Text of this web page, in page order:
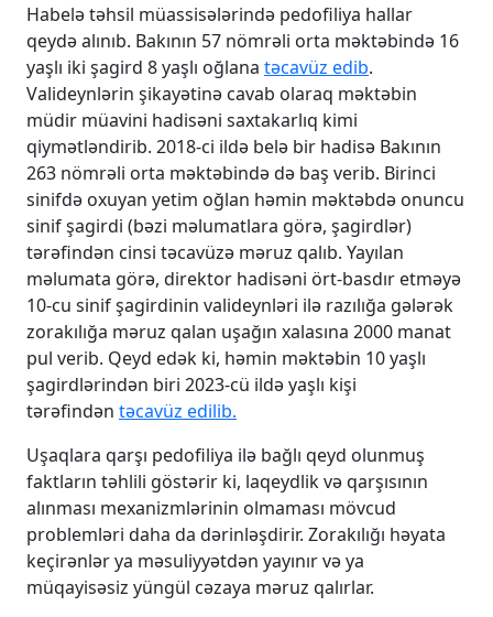
Habelə təhsil müassisələrində pedofiliya hallar
qeydə alınıb. Bakının 57 nömrəli orta məktəbində 16
yaşlı iki şagird 8 yaşlı oğlana təcavüz edib.
Valideynlərin şikayətinə cavab olaraq məktəbin
müdir müavini hadisəni saxtakarlıq kimi
qiymətləndirib. 2018-ci ildə belə bir hadisə Bakının
263 nömrəli orta məktəbində də baş verib. Birinci
sinifdə oxuyan yetim oğlan həmin məktəbdə onuncu
sinif şagirdi (bəzi məlumatlara görə, şagirdlər)
tərəfindən cinsi təcavüzə məruz qalıb. Yayılan
məlumata görə, direktor hadisəni ört-basdır etməyə
10-cu sinif şagirdinin valideynləri ilə razılığa gələrək
zorakılığa məruz qalan uşağın xalasına 2000 manat
pul verib. Qeyd edək ki, həmin məktəbin 10 yaşlı
şagirdlərindən biri 2023-cü ildə yaşlı kişi
tərəfindən təcavüz edilib.
Uşaqlara qarşı pedofiliya ilə bağlı qeyd olunmuş
faktların təhlili göstərir ki, laqeydlik və qarşısının
alınması mexanizmlərinin olmaması mövcud
problemləri daha da dərinləşdirir. Zorakılığı həyata
keçirənlər ya məsuliyyətdən yayınır və ya
müqayisəsiz yüngül cəzaya məruz qalırlar.